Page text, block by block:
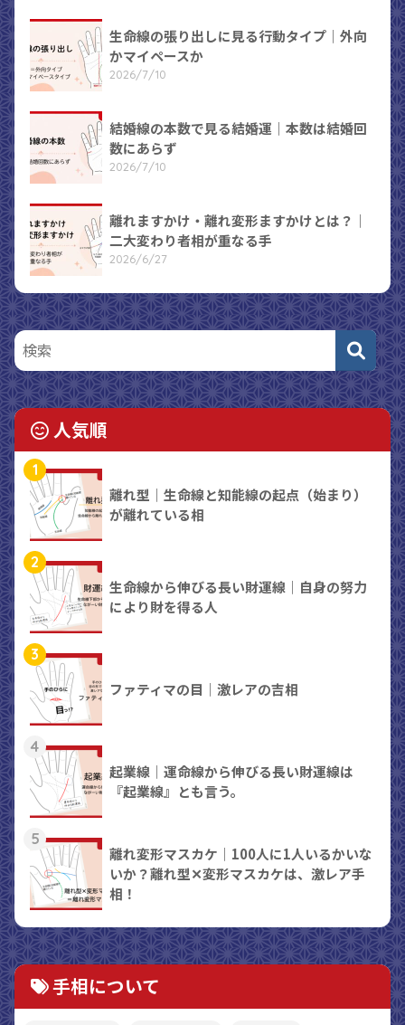
生命線の張り出しに見る行動タイプ｜外向
かマイペースか
2026/7/10
結婚線の本数で見る結婚運｜本数は結婚回
数にあらず
2026/7/10
離れますかけ・離れ変形ますかけとは？｜
二大変わり者相が重なる手
2026/6/27
人気順
1
離れ型｜生命線と知能線の起点（始まり）
が離れている相
2
生命線から伸びる長い財運線｜自身の努力
により財を得る人
3
ファティマの目｜激レアの吉相
4
起業線｜運命線から伸びる長い財運線は
『起業線』とも言う。
5
離れ変形マスカケ｜100人に1人いるかいな
いか？離れ型✕変形マスカケは、激レア手
相！
手相について